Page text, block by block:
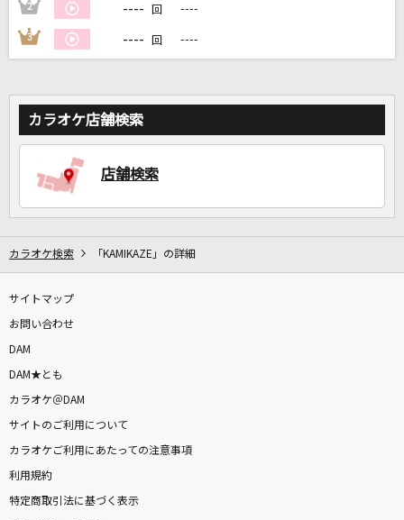
もっと見る
DAMの新曲・ランキングなど
2 ---- 回 ----
3 ---- 回 ----
カラオケ店舗検索
店舗検索
カラオケ検索 「KAMIKAZE」の詳細
サイトマップ
お問い合わせ
DAM
DAM★とも
カラオケ＠DAM
サイトのご利用について
カラオケご利用にあたっての注意事項
利用規約
特定商取引法に基づく表示